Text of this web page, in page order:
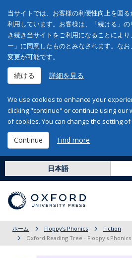
当サイトでは、お客様の利便性向上を図
利用しています。お客様は、「続ける」
き続き当サイトをご利用になることによ
ー」に同意したものとみなされます。な
変更が可能です。
続ける 詳細を見る
We use cookies to enhance your
clicking "continue" or continue using our
of cookies. You can change the setting
Continue Find more
日本語
ホーム Floppy's Phonics
Fiction
Oxford Reading Tree - Floppy's Phonics